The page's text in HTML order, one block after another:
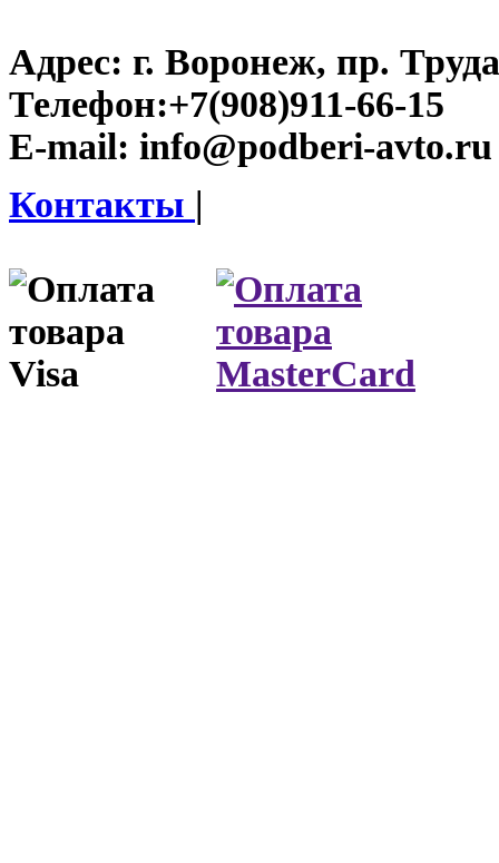
Адрес: г. Воронеж, пр.
Телефон:+7(908)911-66-15
E-mail: info@podberi-avto.ru
Контакты |